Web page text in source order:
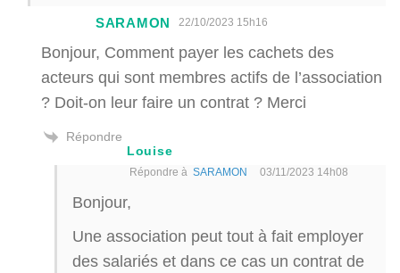
SARAMON 22/10/2023 15h16
Bonjour, Comment payer les cachets des
acteurs qui sont membres actifs de l’association
? Doit-on leur faire un contrat ? Merci
Répondre
Louise
Répondre à SARAMON 03/11/2023 14h08
Bonjour,
Une association peut tout à fait employer
des salariés et dans ce cas un contrat de